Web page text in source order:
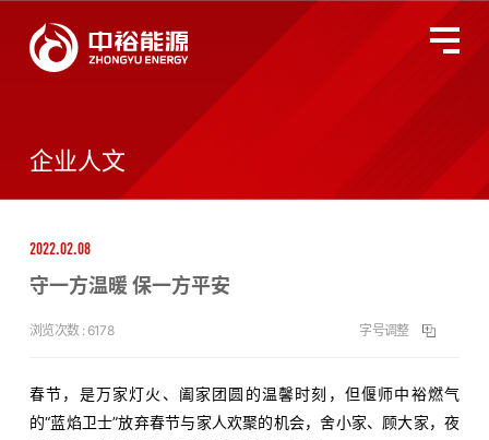
燃气业务
投资者关系
环境、社会及管治
企业人文
2022.02.08
守一方温暖 保一方平安
浏览次数 : 6178 字号调整
春节，是万家灯火、阖家团圆的温馨时刻，但偃师中裕燃气
的“蓝焰卫士”放弃春节与家人欢聚的机会，舍小家、顾大家，夜